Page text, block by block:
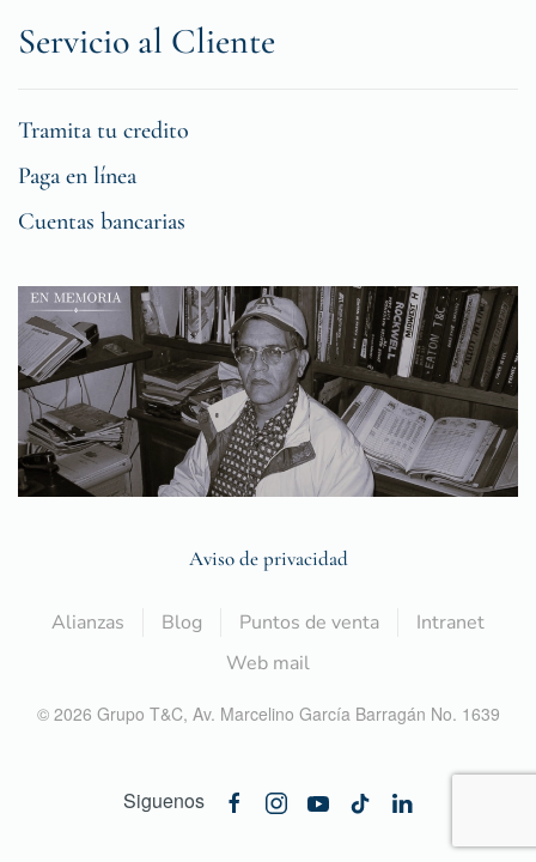
Servicio al Cliente
Tramita tu credito
Paga en línea
Cuentas bancarias
Aviso de privacidad
Alianzas Blog Puntos de venta
Intranet
Web mail
© 2026 Grupo T&C, Av. Marcelino García Barragán No. 1639
Siguenos